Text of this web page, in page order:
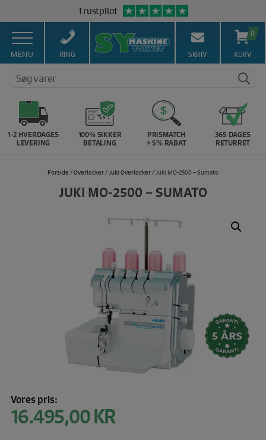
indholdet
Trustpilot
4,9 ⭐️ baseret på over 5.000 anmeldelser!🏆
Gratis fragt ved køb over 399,- kr. 🚚
Salg af symaskiner siden 1967 🥇
100% Dansk hjemmeside 👍
MENU RING SKRIV
0
KURV
Søg varer
1-2 HVERDAGES
LEVERING
100% SIKKER
BETALING
PRISMATCH
+ 5% RABAT
365 DAGES
RETURRET
Forside /Overlocker/Juki Overlocker/ Juki MO-2500 – Sumato
JUKI MO-2500 – SUMATO
Vores pris:
16.495,00KR